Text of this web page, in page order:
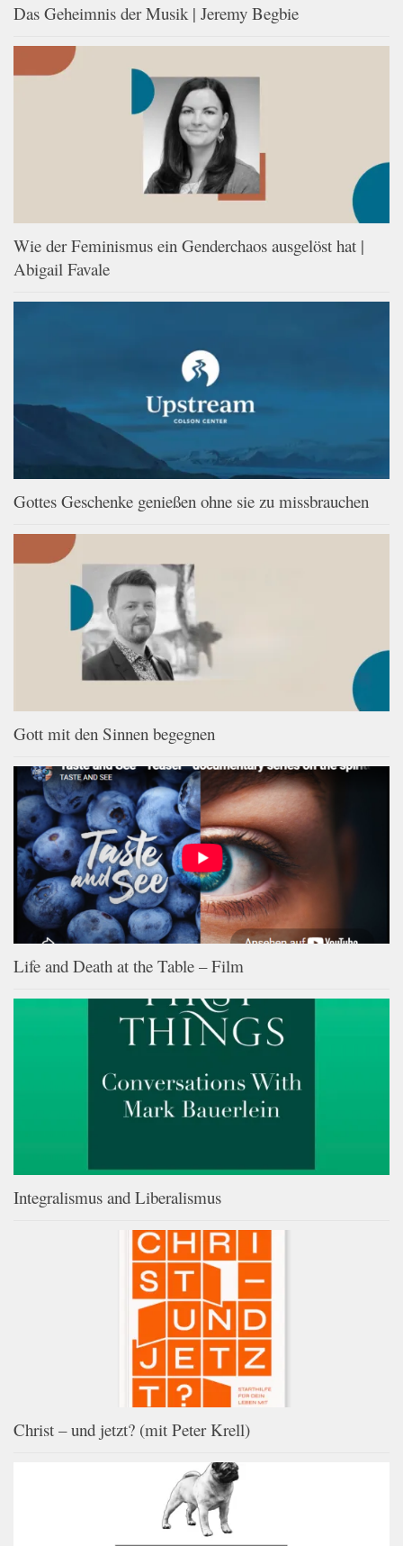
Das Geheimnis der Musik | Jeremy Begbie
Wie der Feminismus ein Genderchaos ausgelöst hat |
Abigail Favale
Gottes Geschenke genießen ohne sie zu missbrauchen
Gott mit den Sinnen begegnen
Life and Death at the Table – Film
Integralismus and Liberalismus
Christ – und jetzt? (mit Peter Krell)